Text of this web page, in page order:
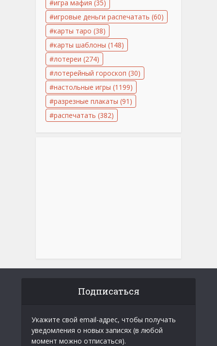
игра мафия (35)
игровые деньги распечатать (60)
карты таро (38)
карты шаблоны (148)
лотереи (274)
лотерейный гороскоп (30)
настольные игры (1199)
разрезные плакаты (91)
распечатать (382)
Подписаться
Укажите свой email-адрес, чтобы получать
уведомления о новых записях (в любой
момент можно отписаться).